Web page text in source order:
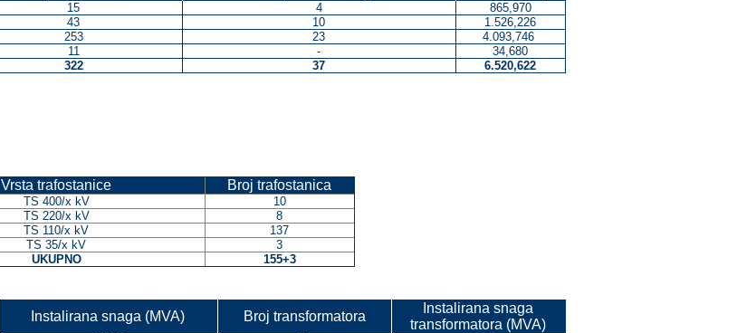
15 4
865,970
43 10
1.526,226
253 23
4.093,746
11 -
34,680
322 37 6.520,622
Vrsta trafostanice Broj trafostanica
TS 400/x kV
10
TS 220/x kV
8
TS 110/x kV
137
TS 35/x kV
3
UKUPNO
155+3
Instalirana snaga (MVA) Broj transformatora
Instalirana snaga
transformatora (MVA)